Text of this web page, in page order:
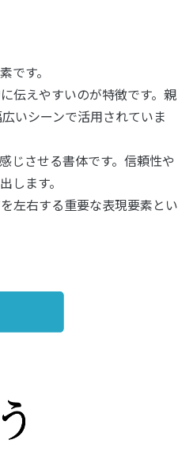
です。
伝えやすいのが特徴です。親
いシーンで活用されていま
じさせる書体です。信頼性や
します。
左右する重要な表現要素とい